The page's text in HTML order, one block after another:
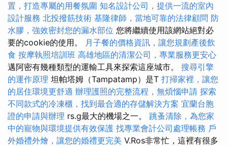
置，打造專屬的用餐氛圍 知名設計公司，提供一流的室內
設計服務 北投撥筋技術 基隆律師，當地可靠的法律顧問 防
水膠，強效密封您的漏水部位 您將繼續使用該網站絕對必
要的cookie的使用。 月子餐的價格資訊，讓您規劃產後飲
食 按摩執照培訓班 高雄地區的清潔公司，專業服務更安心
邁阿密有幾種類型的運輸工具來探索這座城市。 搜尋引擎
的運作原理 坦帕塔姆（Tampatamp）是T 打掃家裡，讓您
的居住環境更舒適 辦理護照的完整流程，無煩惱申請 探索
不同款式的冷凍櫃，找到最合適的存儲解決方案 宜蘭台胞
證的申請與辦理 rs.g最大的機場之一。 跳蚤清除，為您家
中的寵物與環境提供有效保護 找專業會計公司處理帳務 戶
外婚禮外燴，讓您的婚禮更完美 V.Ros非常忙，這裡有很多